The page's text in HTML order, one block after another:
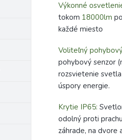
Výkonné
tokom 18000lm
každé miesto
Voliteľný
pohybový senzor
rozsvietenie
úspory energie.
Krytie IP65:
odolný proti
záhrade, na dvore